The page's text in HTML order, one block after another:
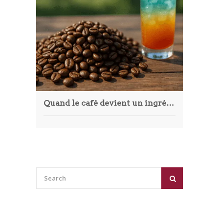
Quand le café devient un ingrédient star dans les cocktails et spiritueux